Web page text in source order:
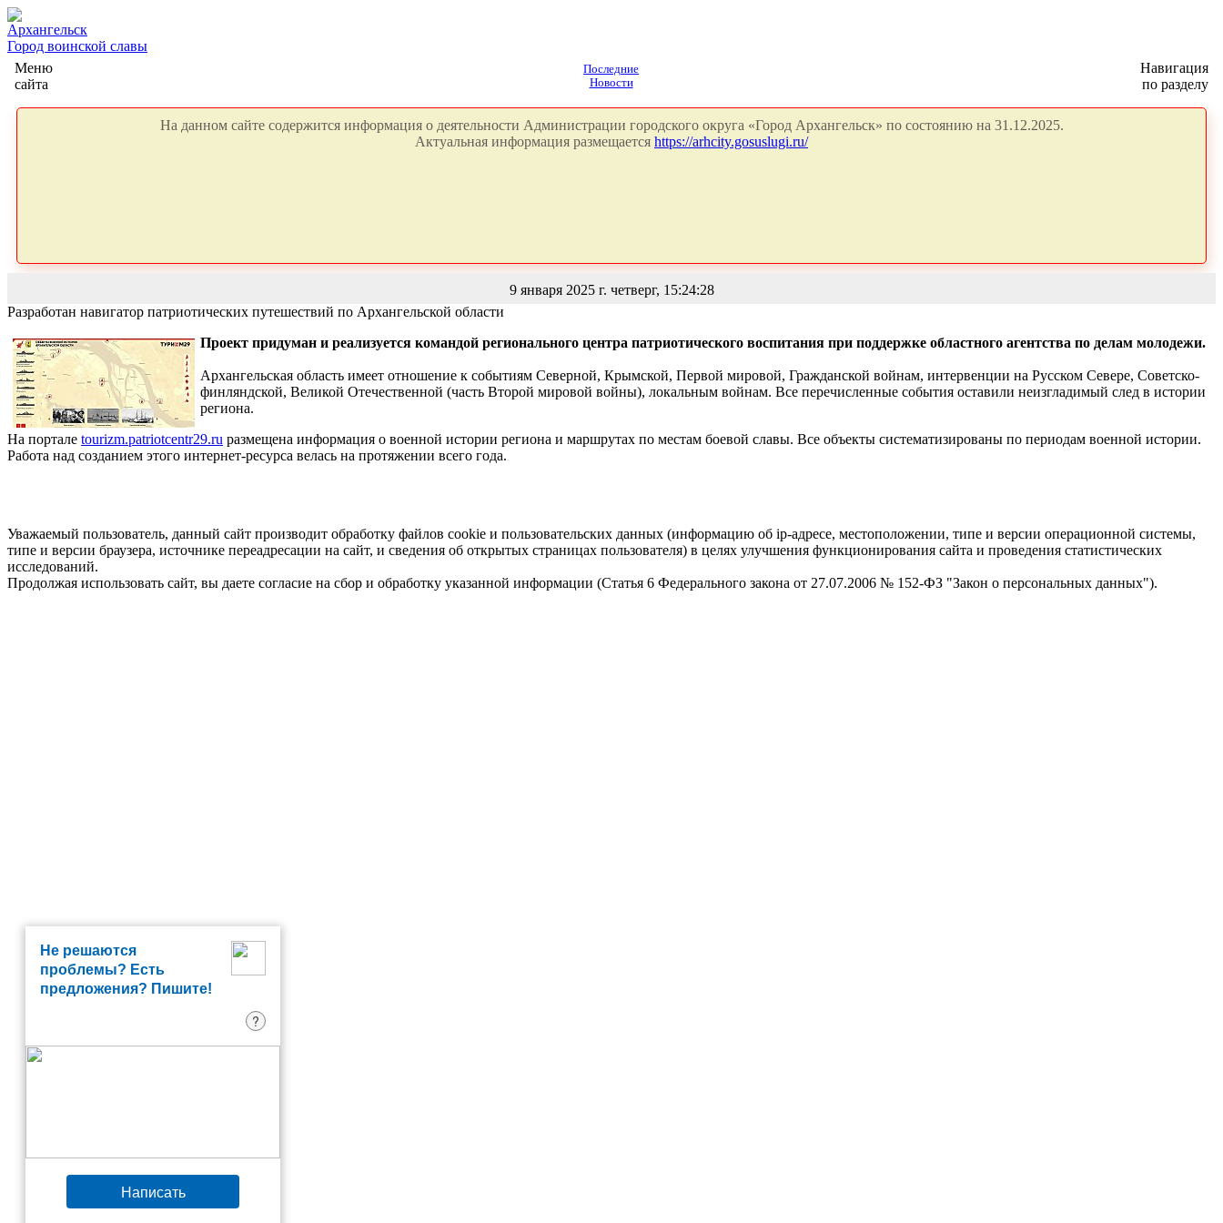
Архангельск
Город воинской славы
Меню
сайта
Последние
Новости
Навигация
по разделу
На данном сайте содержится информация о деятельности Администрации городского округа «Город Архангельск» по состоянию на 31.12.2025.
Актуальная информация размещается https://arhcity.gosuslugi.ru/
9 января 2025 г. четверг, 15:24:28
Разработан навигатор патриотических путешествий по Архангельской области
Проект придуман и реализуется командой регионального центра патриотического воспитания при поддержке областного агентства по делам молодежи.
Архангельская область имеет отношение к событиям Северной, Крымской, Первой мировой, Гражданской войнам, интервенции на Русском Севере, Советско-
финляндской, Великой Отечественной (часть Второй мировой войны), локальным войнам. Все перечисленные события оставили неизгладимый след в истории
региона.
На портале tourizm.patriotcentr29.ru размещена информация о военной истории региона и маршрутах по местам боевой славы. Все объекты систематизированы по периодам военной истории.
Работа над созданием этого интернет-ресурса велась на протяжении всего года.
Уважаемый пользователь, данный сайт производит обработку файлов cookie и пользовательских данных (информацию об ip-адресе, местоположении, типе и версии операционной системы,
типе и версии браузера, источнике переадресации на сайт, и сведения об открытых страницах пользователя) в целях улучшения функционирования сайта и проведения статистических
исследований.
Продолжая использовать сайт, вы даете согласие на сбор и обработку указанной информации (Статья 6 Федерального закона от 27.07.2006 № 152-ФЗ "Закон о персональных данных").
Не решаются
проблемы? Есть
предложения? Пишите!
?
Написать